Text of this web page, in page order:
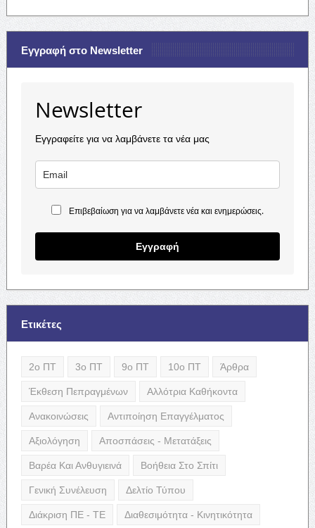
Εγγραφή στο Newsletter
Newsletter
Εγγραφείτε για να λαμβάνετε τα νέα μας
Επιβεβαίωση για να λαμβάνετε νέα και ενημερώσεις.
Εγγραφή
Ετικέτες
2ο ΠΤ 3ο ΠΤ 9ο ΠΤ 10ο ΠΤ Άρθρα
Έκθεση Πεπραγμένων Αλλότρια Καθήκοντα
Ανακοινώσεις Αντιποίηση Επαγγέλματος
Αξιολόγηση Αποσπάσεις - Μετατάξεις
Βαρέα Και Ανθυγιεινά Βοήθεια Στο Σπίτι
Γενική Συνέλευση Δελτίο Τύπου
Διάκριση ΠΕ - ΤΕ Διαθεσιμότητα - Κινητικότητα